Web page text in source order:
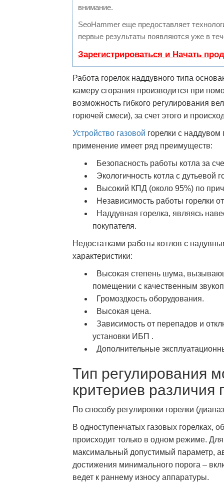
внимание.
SeoHammer еще предоставляет
первые результаты появляются уже в
Зарегистрироваться и Начать
Работа горелок наддувного типа
камеру сгорания производится при
возможность гибкого регулирования
горючей смеси), за счет этого и
Устройство газовой горелки с
применение имеет ряд преимуществ:
Безопасность работы котла за
Экологичность котла с дутьевой
Высокий КПД (около 95%) по
Независимость работы горелки
Наддувная горелка, являясь
покупателя.
Недостатками работы котлов с
характеристики:
Высокая степень шума,
помещении с качественным
Громоздкость оборудования.
Высокая цена.
Зависимость от перепадов и
установки ИБП .
Дополнительные
Тип регулирования
критериев различия
По способу регулировки горелки
В одноступенчатых газовых горелках,
происходит только в одном режиме.
максимальный допустимый параметр,
достижения минимального порога –
ведет к раннему износу аппаратуры.